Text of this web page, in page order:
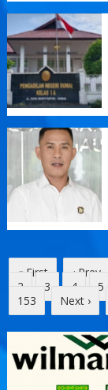
« First ‹ Prev
2
3 4 5
153
Next ›